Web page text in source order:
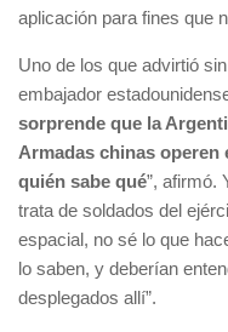
aplicación para fines que
Uno de los que advirtió
embajador
sorprende que la
Armadas chinas operen
quién sabe qué”, afirmó.
trata de soldados del
espacial, no sé lo que
lo saben, y deberían
desplegados allí”.